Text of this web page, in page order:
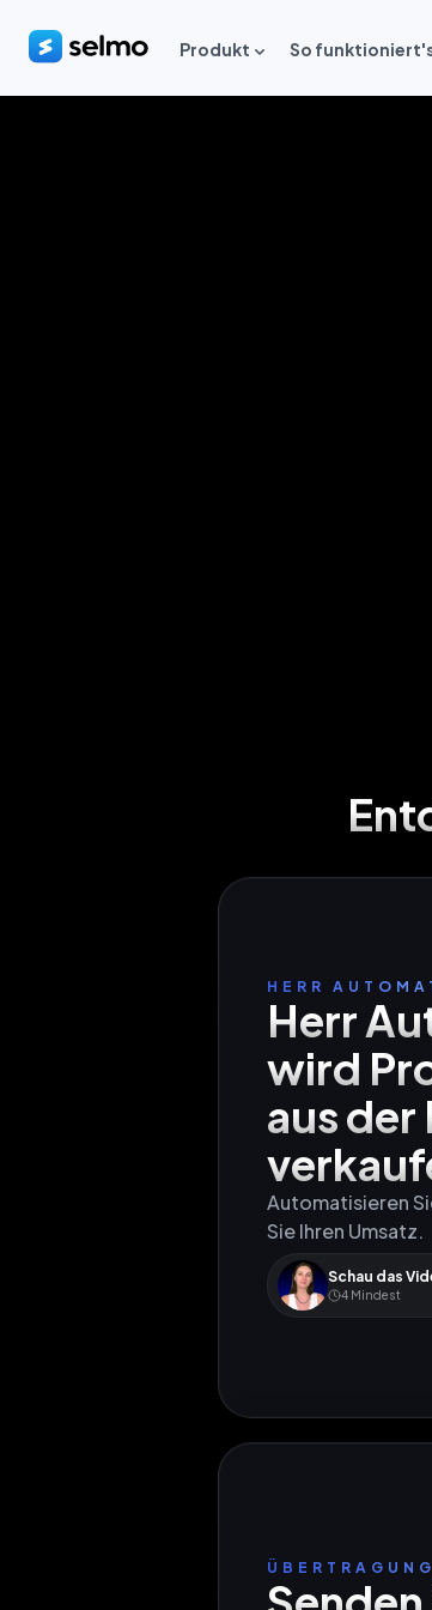
Produkt So
HERR
Herr
wird
aus der
Automatisieren
Sie Ihren Umsatz.
Schau das
4 Mindest